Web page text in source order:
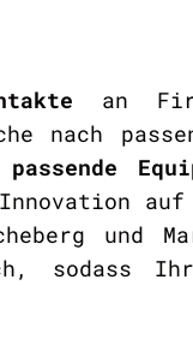
an
nach
passende
auf
und
sodass